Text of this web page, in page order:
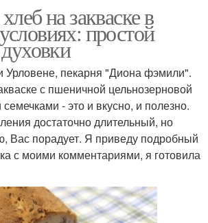
на закваске в
простой
Урловене, пекарня "Диона фэмили".
с пшеничной цельнозерновой
- это и вкусно, и полезно.
достаточно длительный, но
Вас порадует. Я приведу подробный
с моими комментариями, я готовила